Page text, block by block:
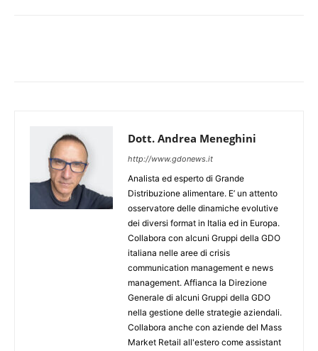
Dott. Andrea Meneghini
http://www.gdonews.it
Analista ed esperto di Grande
Distribuzione alimentare. E’ un attento
osservatore delle dinamiche evolutive
dei diversi format in Italia ed in Europa.
Collabora con alcuni Gruppi della GDO
italiana nelle aree di crisis
communication management e news
management. Affianca la Direzione
Generale di alcuni Gruppi della GDO
nella gestione delle strategie aziendali.
Collabora anche con aziende del Mass
Market Retail all'estero come assistant